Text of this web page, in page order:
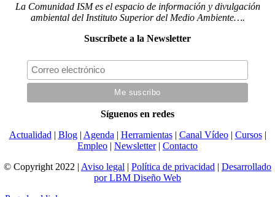
La Comunidad ISM es el espacio de información y divulgación
ambiental del Instituto Superior del Medio Ambiente….
Suscríbete a la Newsletter
Síguenos en redes
Actualidad | Blog| Agenda | Herramientas| Canal Vídeo| Cursos|
Empleo | Newsletter| Contacto
© Copyright 2022 | Aviso legal | Política de privacidad | Desarrollado
por LBM Diseño Web